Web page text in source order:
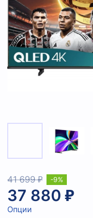
41 699 ₽
37 880 ₽
-9%
Опции